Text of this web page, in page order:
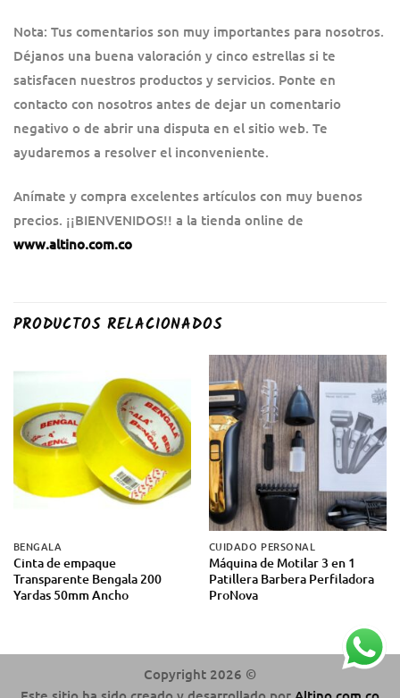
Nota: Tus comentarios son muy importantes para nosotros.
Déjanos una buena valoración y cinco estrellas si te
satisfacen nuestros productos y servicios. Ponte en
contacto con nosotros antes de dejar un comentario
negativo o de abrir una disputa en el sitio web. Te
ayudaremos a resolver el inconveniente.
Anímate y compra excelentes artículos con muy buenos
precios. ¡¡BIENVENIDOS!! a la tienda online de
www.altino.com.co
PRODUCTOS RELACIONADOS
BENGALA
Cinta de empaque
Transparente Bengala 200
Yardas 50mm Ancho
CUIDADO PERSONAL
Máquina de Motilar 3 en 1
Patillera Barbera Perfiladora
ProNova
Copyright 2026 ©